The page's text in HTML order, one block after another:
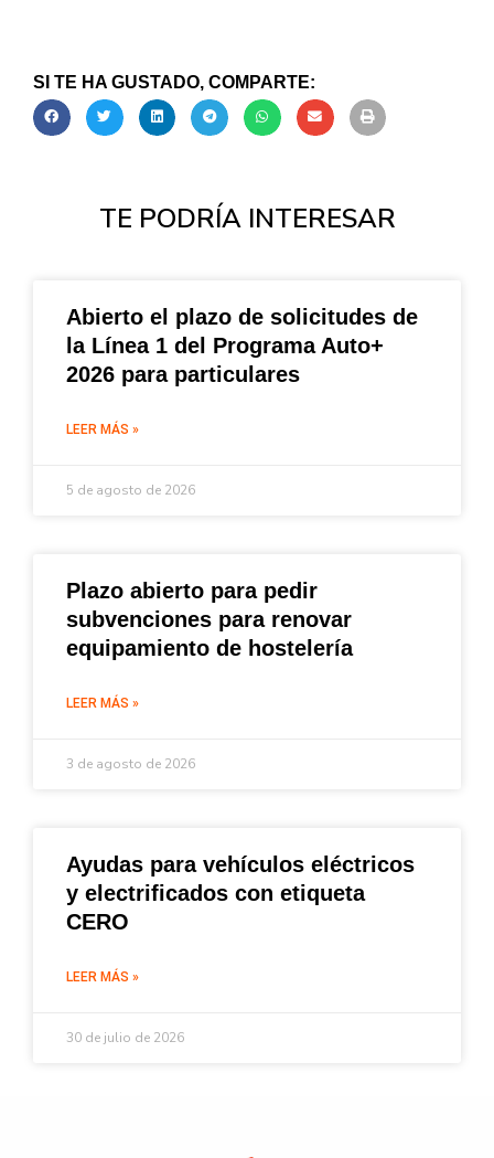
SI TE HA GUSTADO, COMPARTE:
TE PODRÍA INTERESAR
Abierto el plazo de solicitudes de
la Línea 1 del Programa Auto+
2026 para particulares
LEER MÁS »
5 de agosto de 2026
Plazo abierto para pedir
subvenciones para renovar
equipamiento de hostelería
LEER MÁS »
3 de agosto de 2026
Ayudas para vehículos eléctricos
y electrificados con etiqueta
CERO
LEER MÁS »
30 de julio de 2026